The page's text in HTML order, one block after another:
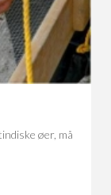
øer, må